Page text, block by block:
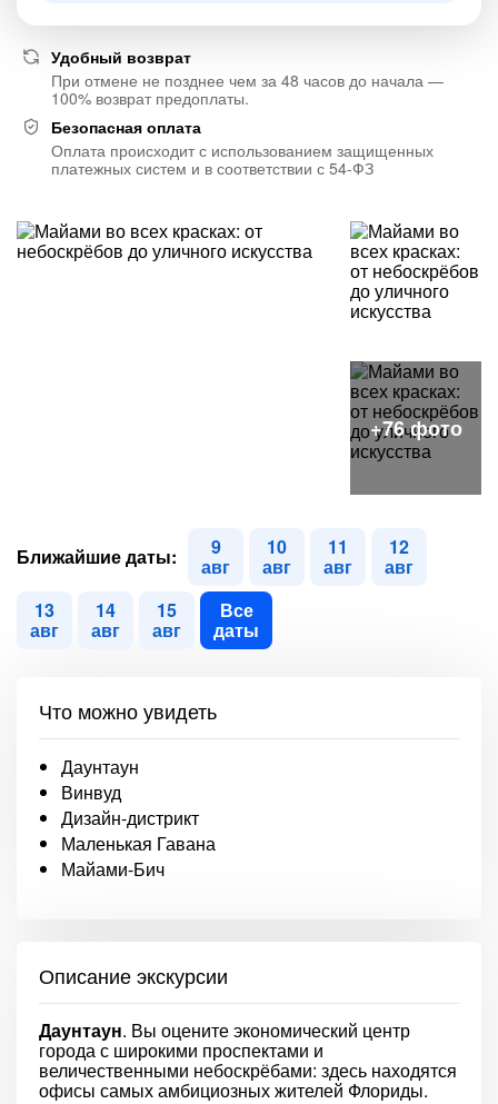
Удобный возврат
При отмене не позднее чем за 48 часов до начала —
100% возврат предоплаты.
Безопасная оплата
Оплата происходит с использованием защищенных
платежных систем и в соответствии с 54-ФЗ
Ближайшие даты: 9
авг
10
авг
11
авг
12
авг
13
авг
14
авг
15
авг
Все
даты
Что можно увидеть
Даунтаун
Винвуд
Дизайн-дистрикт
Маленькая Гавана
Майами-Бич
Описание экскурсии
Даунтаун. Вы оцените экономический центр
города с широкими проспектами и
величественными небоскрёбами: здесь находятся
офисы самых амбициозных жителей Флориды.